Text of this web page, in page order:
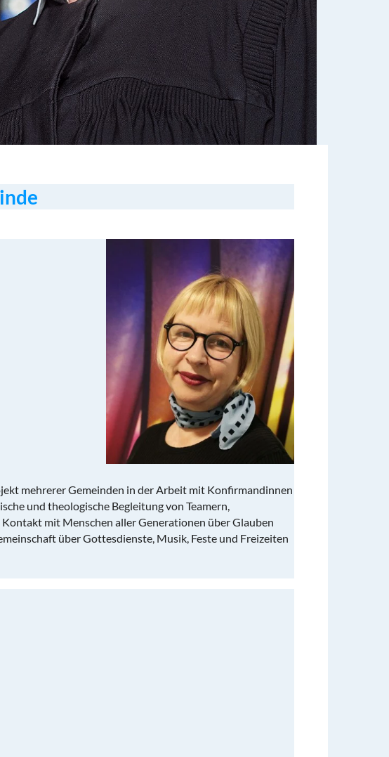
mehrerer Gemeinden in der Arbeit mit Konfirmandinnen
und theologische Begleitung von Teamern,
mit Menschen aller Generationen über Glauben
über Gottesdienste, Musik, Feste und Freizeiten